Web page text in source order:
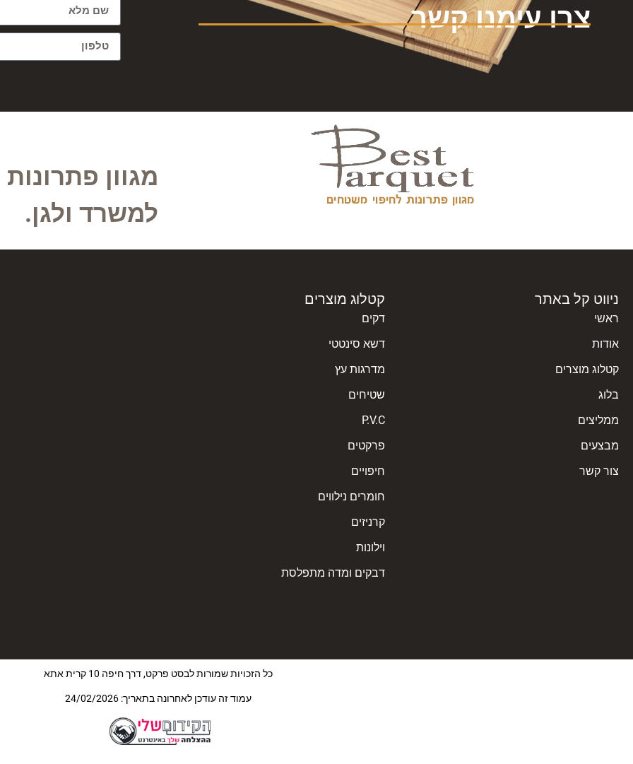
צרו עימנו קשר
מגוון
למשרד ולגן.
ניווט קל באתר
ראשי
אודות
קטלוג מוצרים
בלוג
ממליצים
מבצעים
צור קשר
קטלוג מוצרים
דקים
דשא סינטטי
מדרגות עץ
שטיחים
P.V.C
פרקטים
חיפויים
חומרים נילווים
קרניזים
וילונות
דבקים ומדה מתפלסת
כל הזכויות שמורות לבסט פרקט, דרך חיפה 10 קרית אתא
עמוד זה עודכן לאחרונה בתאריך: 24/02/2026